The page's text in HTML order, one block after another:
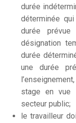
durée
déterminée
durée
désignation
durée
une durée
stage en vue
secteur public;
le travailleur